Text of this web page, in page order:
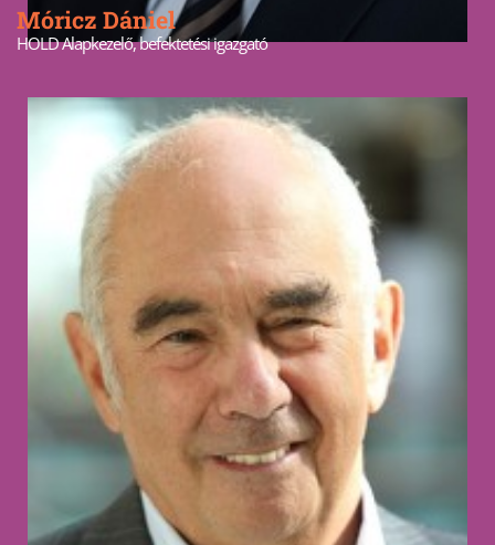
Móricz Dániel
HOLD Alapkezelő, befektetési igazgató